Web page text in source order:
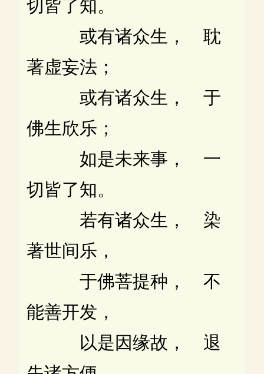
切皆了知。
或有诸众生， 耽
著虚妄法；
或有诸众生， 于
佛生欣乐；
如是未来事， 一
切皆了知。
若有诸众生， 染
著世间乐，
于佛菩提种， 不
能善开发，
以是因缘故， 退